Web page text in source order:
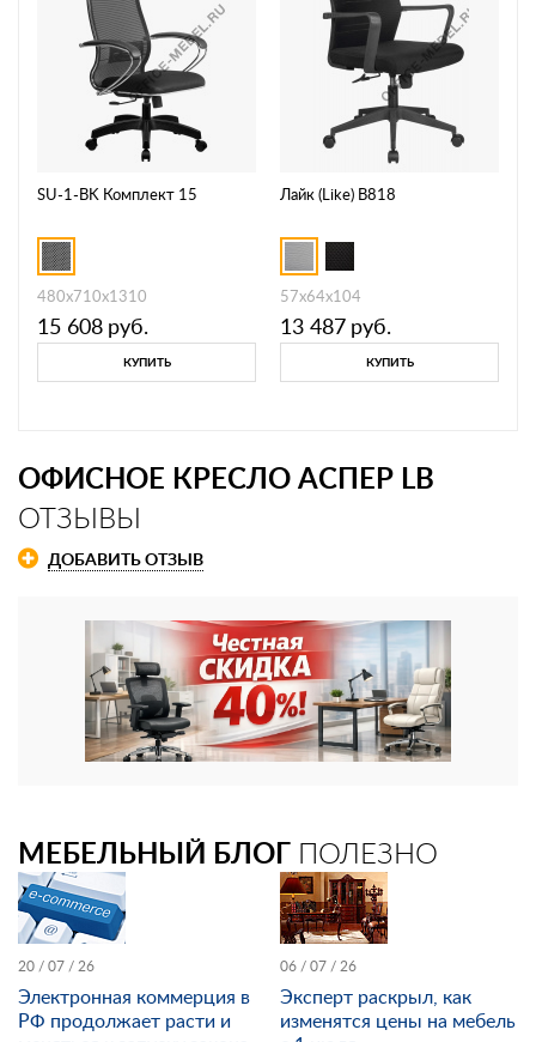
SU-1-BK Комплект 15
480x710x1310
15 608 руб.
КУПИТЬ
Лайк (Like) B818
57х64х104
13 487 руб.
КУПИТЬ
ОФИСНОЕ КРЕСЛО АСПЕР LB
ОТЗЫВЫ
ДОБАВИТЬ ОТЗЫВ
МЕБЕЛЬНЫЙ БЛОГ ПОЛЕЗНО
20 / 07 / 26
Электронная коммерция в
РФ продолжает расти и
06 / 07 / 26
Эксперт раскрыл, как
изменятся цены на мебель